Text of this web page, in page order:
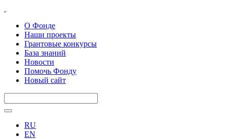
О Фонде
Наши проекты
Грантовые конкурсы
База знаний
Новости
Помочь Фонду
Новый сайт
RU
EN